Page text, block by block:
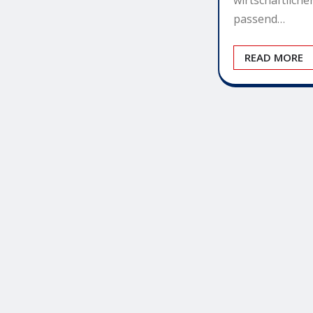
passend…
READ MORE